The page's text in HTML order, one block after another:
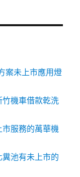
案未上市應用燈
機車借款乾洗
服務的萬華機
池有未上市的